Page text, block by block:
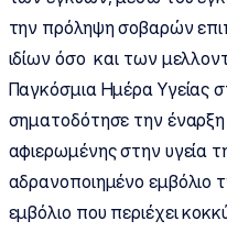
την πρόληψη σοβαρών
ιδίων όσο και των
Παγκόσμια Ημέρα Υγείας
σηματοδότησε την έναρξη
αφιερωμένης στην υγεία
αδρανοποιημένο εμβόλιο
εμβόλιο που περιέχει